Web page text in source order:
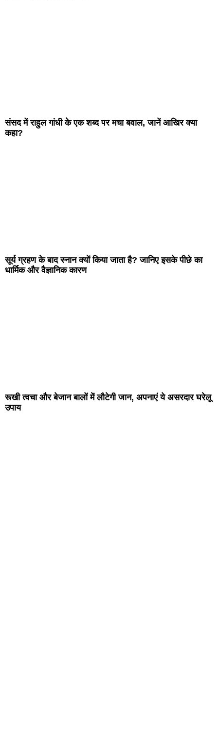
संसद में राहुल गांधी के एक शब्द पर मचा बवाल, जानें आखिर क्या
कहा?
सूर्य ग्रहण के बाद स्नान क्यों किया जाता है? जानिए इसके पीछे का
धार्मिक और वैज्ञानिक कारण
रूखी त्वचा और बेजान बालों में लौटेगी जान, अपनाएं ये असरदार घरेलू
उपाय